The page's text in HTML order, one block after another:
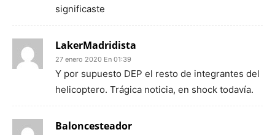
significaste
LakerMadridista
27 enero 2020 En 01:39
Y por supuesto DEP el resto de integrantes del
helicoptero. Trágica noticia, en shock todavía.
Baloncesteador